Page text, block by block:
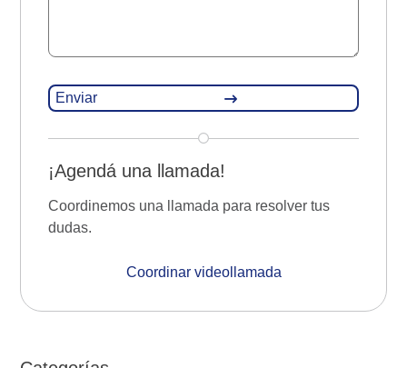
¡Agendá una llamada!
Coordinemos una llamada para resolver tus
dudas.
Coordinar videollamada